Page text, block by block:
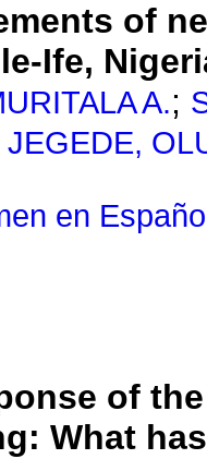
of
Ife,
A.;
JEGEDE,
en
of
: What has